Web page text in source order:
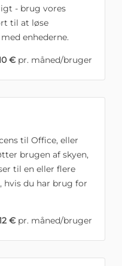
- brug vores
til at løse
enhederne.
€ pr. måned/bruger
til Office, eller
brugen af ​​skyen,
til en eller flere
hvis du har brug for
€ pr. måned/bruger